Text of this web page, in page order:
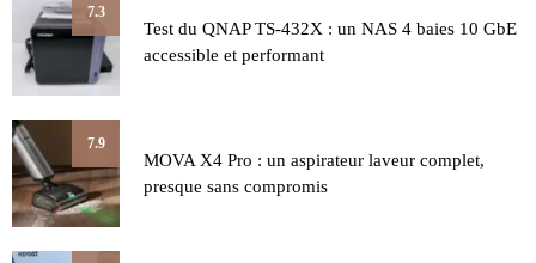
7.3
Test du QNAP TS-432X : un NAS 4 baies 10 GbE
accessible et performant
7.9
MOVA X4 Pro : un aspirateur laveur complet,
presque sans compromis